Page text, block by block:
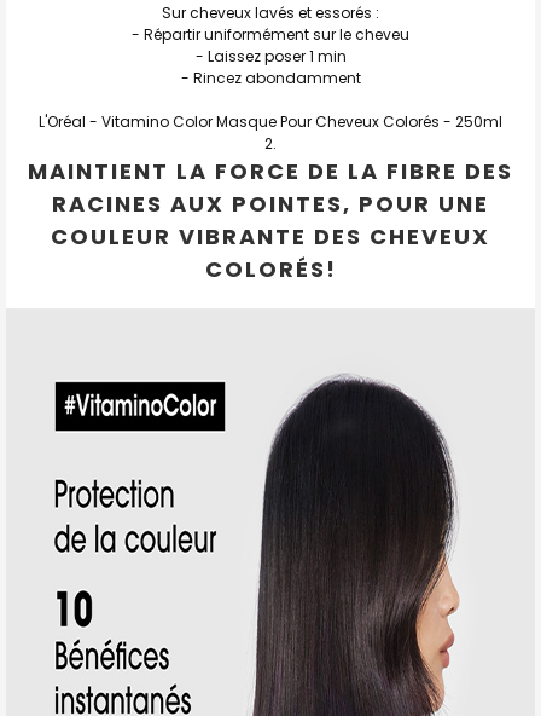
Sur cheveux lavés et essorés :
- Répartir uniformément sur le cheveu
- Laissez poser 1 min
- Rincez abondamment
L'Oréal - Vitamino Color Masque Pour Cheveux Colorés - 250ml
MAINTIENT LA FORCE DE LA FIBRE DES
RACINES AUX POINTES, POUR UNE
COULEUR VIBRANTE DES CHEVEUX
COLORÉS!